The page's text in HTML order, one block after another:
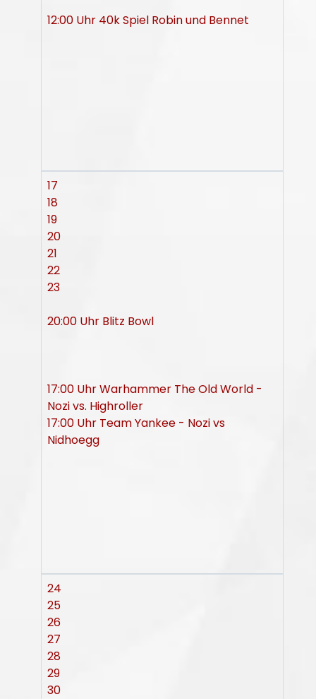
12:00 Uhr 40k Spiel Robin und Bennet
17
18
19
20
21
22
23
20:00 Uhr Blitz Bowl
17:00 Uhr Warhammer The Old World -
Nozi vs. Highroller
17:00 Uhr Team Yankee - Nozi vs
Nidhoegg
24
25
26
27
28
29
30